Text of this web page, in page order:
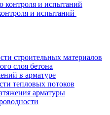
и испытаний
строительных материалов
слоя бетона
в арматуре
тепловых потоков
арматуры